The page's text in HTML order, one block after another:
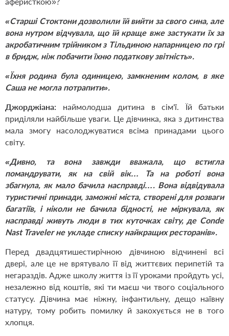
«Старші Стоктони дозволили їй вийти за свого сина, але
вона нутром відчувала, що їй краще вже застукати їх за
акробатичним трійником з Тільдиною напарницею по грі
в бридж, ніж побачити їхню податкову звітність».
«Їхня родина була одиницею, замкненим колом, в яке
Саша не могла потрапити».
Джорджіана: наймолодша дитина в сім'ї. Їй батьки
приділяли найбільше уваги. Це дівчинка, яка з дитинства
мала змогу насолоджуватися всіма принадами цього
світу.
«Дивно, та вона завжди вважала, що встигла
помандрувати, як на свій вік… Та на роботі вона
збагнула, як мало бачила насправді…. Вона відвідувала
туристичні принади, заможні міста, створені для розваги
багатіїв, і ніколи не бачила бідності, не міркувала, як
насправді живуть люди в тих куточках світу, де Conde
Nast Traveler не укладе списку найкращих ресторанів».
Перед двадцятишестирічною дівчиною відчинені всі
двері, але це не врятувало її від життєвих перипетій та
негараздів. Адже школу життя із її уроками пройдуть усі,
незалежно від коштів, які ти маєш чи твого соціального
статусу. Дівчина має ніжну, інфантильну, дещо наївну
натуру, тому робить помилку й закохується не в того
хлопця.